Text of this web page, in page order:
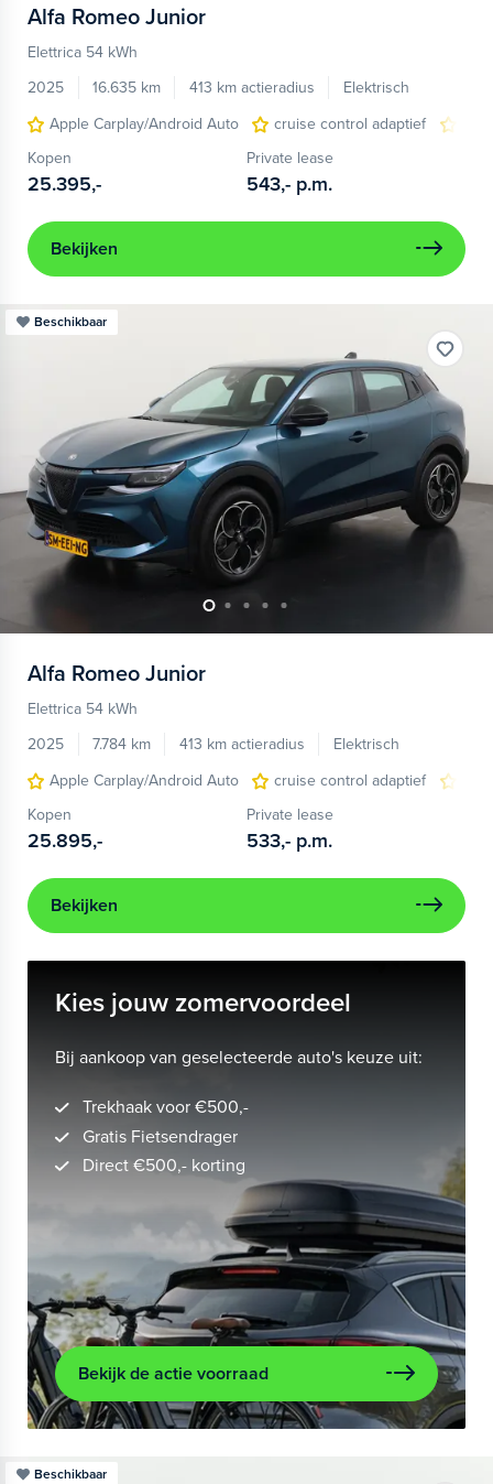
Alfa Romeo Junior
Elettrica 54 kWh
2025
16.635 km 413 km actieradius
Elektrisch
Apple Carplay/Android Auto
cruise control adaptief
Kopen
25.395,-
Private lease
543,- p.m.
Bekijken
Beschikbaar
Alfa Romeo Junior
Elettrica 54 kWh
2025
7.784 km 413 km actieradius
Elektrisch
Apple Carplay/Android Auto
cruise control adaptief
Kopen
25.895,-
Private lease
533,- p.m.
Bekijken
Kies jouw zomervoordeel
Bij aankoop van geselecteerde auto's keuze uit:
Trekhaak voor €500,-
Gratis Fietsendrager
Direct €500,- korting
Bekijk de actie voorraad
Beschikbaar